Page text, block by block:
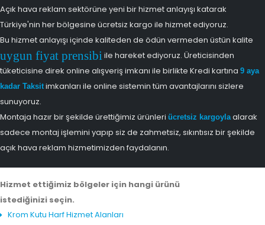
Açık hava reklam sektörüne yeni bir hizmet anlayışı katarak
Türkiye'nin her bölgesine ücretsiz kargo ile hizmet ediyoruz.
Bu hizmet anlayışı içinde kaliteden de ödün vermeden üstün kalite
uygun fiyat prensibi ile hareket ediyoruz. Üreticisinden
tüketicisine direk online alışveriş imkanı ile birlikte Kredi kartına 9 aya
kadar Taksitimkanları ile online sistemin tüm avantajlarını sizlere
sunuyoruz.
Montaja hazır bir şekilde ürettiğimiz ürünleri ücretsiz kargoylaalarak
sadece montaj işlemini yapıp siz de zahmetsiz, sıkıntısız bir şekilde
açık hava reklam hizmetimizden faydalanın.
Hizmet ettiğimiz bölgeler için hangi ürünü
istediğinizi seçin.
Krom Kutu Harf Hizmet Alanları